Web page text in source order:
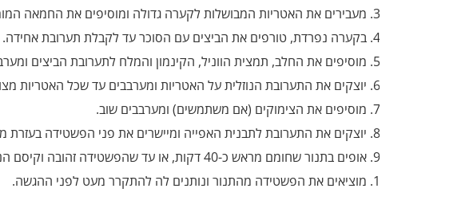
מעבירים את האטריות המבושלות לקערה גדולה ומוסיפים את החמאה
בקערה נפרדת, טורפים את הביצים עם הסוכר עד לקבלת תערובת אחידה.
מוסיפים את החלב, תמצית הווניל, הקינמון והמלח לתערובת הביצים
יוצקים את התערובת הנוזלית על האטריות ומערבבים עד שכל האטריות
מוסיפים את הצימוקים (אם משתמשים) ומערבבים שוב.
יוצקים את התערובת לתבנית האפייה ומיישרים את פני הפשטידה בעזרת
אופים בתנור שחומם מראש כ-40 דקות, או עד שהפשטידה זהובה וקיסם הננעץ במרכזה יוצא נקי.
מוציאים את הפשטידה מהתנור ונותנים לה להתקרר מעט לפני ההגשה.